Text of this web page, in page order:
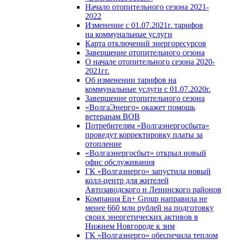
Начало отопительного сезона 2021-
2022
Изменение с 01.07.2021г. тарифов
на коммунальные услуги
Карта отключений энергоресурсов
Завершение отопительного сезона
О начале отопительного сезона 2020-
2021гг.
Об изменении тарифов на
коммунальные услуги с 01.07.2020г.
Завершение отопительного сезона
«ВолгаЭнерго» окажет помощь
ветеранам ВОВ
Потребителям «Волгаэнергосбыта»
проведут корректировку платы за
отопление
«Волгаэнергосбыт» открыл новый
офис обслуживания
ГК «Волгаэнерго» запустила новый
колл-центр для жителей
Автозаводского и Ленинского районов
Компания En+ Group направила не
менее 660 млн рублей на подготовку
своих энергетических активов в
Нижнем Новгороде к зим
ГК «Волгаэнерго» обеспечила теплом